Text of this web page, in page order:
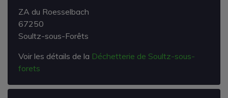
ZA du Roesselbach
67250
Soultz-sous-Forêts
Voir les détails de la Déchetterie de Soultz-sous-
forets